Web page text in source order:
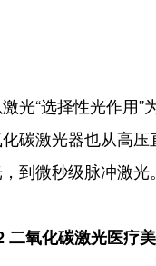
光“选择性光作用
碳激光器也从高
到微秒级脉冲激光
二氧化碳激光医疗